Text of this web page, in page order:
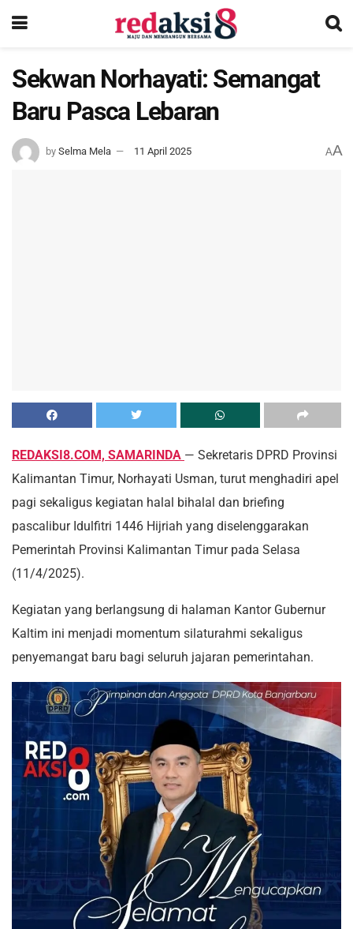
Sekwan Norhayati: Semangat
Baru Pasca Lebaran
by Selma Mela 11 April 2025 AA
REDAKSI8.COM, SAMARINDA — Sekretaris DPRD Provinsi
Kalimantan Timur, Norhayati Usman, turut menghadiri apel
pagi sekaligus kegiatan halal bihalal dan briefing
pascalibur Idulfitri 1446 Hijriah yang diselenggarakan
Pemerintah Provinsi Kalimantan Timur pada Selasa
(11/4/2025).
Kegiatan yang berlangsung di halaman Kantor Gubernur
Kaltim ini menjadi momentum silaturahmi sekaligus
penyemangat baru bagi seluruh jajaran pemerintahan.